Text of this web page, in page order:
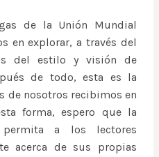
de la Unión Mundial
en explorar, a través del
del estilo y visión de
de todo, esta es la
de nosotros recibimos en
forma, espero que la
a los lectores
acerca de sus propias